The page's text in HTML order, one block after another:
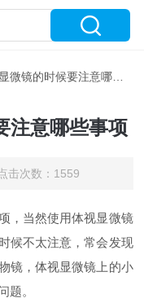
镜的时候要注意哪些事项
注意哪些事项
次数：1559
当然使用体视显微镜
候不太注意，常会发现
镜，体视显微镜上的小
题。